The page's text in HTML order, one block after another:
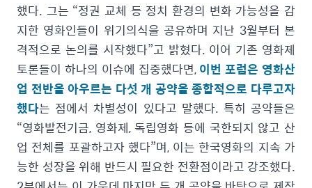
했다. 그는 “정권 교체 등 정치 환경의 변화 가능성을 감
지한 영화인들이 위기의식을 공유하며 지난 3월부터 본
격적으로 논의를 시작했다”고 밝혔다. 이어 기존 영화제
토론들이 하나의 이슈에 집중했다면, 이번 포럼은 영화산
업 전반을 아우르는 다섯 개 공약을 종합적으로 다루고자
했다는 점에서 차별성이 있다고 말했다. 특히 공약들은
“영화발전기금, 영화제, 독립영화 등에 국한되지 않고 산
업 전체를 포괄하고자 했다”며, 이는 한국영화의 지속 가
능한 성장을 위해 반드시 필요한 전환점이라고 강조했다.